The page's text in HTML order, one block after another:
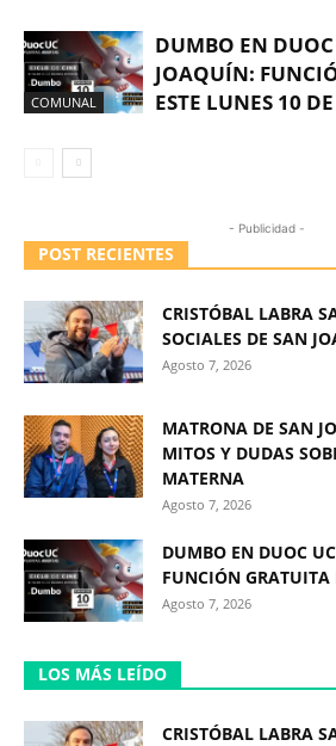
COMUNAL
DUMBO EN
JOAQUÍN:
ESTE LUNES 10
- Publicidad -
POST RECIENTES
CRISTÓBAL LABRA
SOCIALES DE SAN
Agosto 7, 2026
MATRONA DE SAN
MITOS Y DUDAS
MATERNA
Agosto 7, 2026
DUMBO EN DUOC
FUNCIÓN GRATUITA
Agosto 7, 2026
LOS MÁS LEÍDO
CRISTÓBAL LABRA